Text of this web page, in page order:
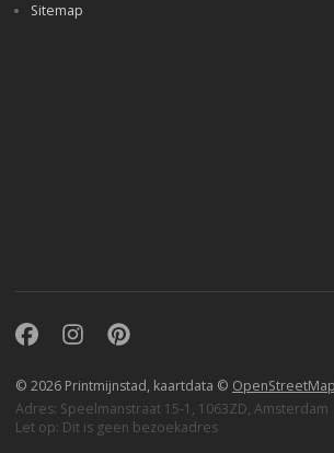
Sitemap
FacebookInstagramPinterest
© 2026 Printmijnstad, kaartdata ©
Adres: Speelmanstraat 15-1, 1063ZD, Amsterdam
Let op: Dit is geen bezoekadres